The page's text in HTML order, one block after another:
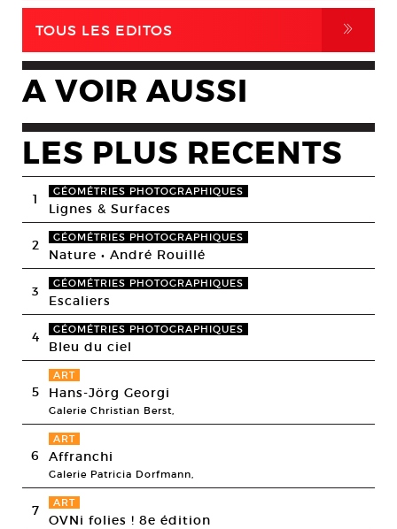
TOUS LES EDITOS ,
A VOIR AUSSI
LES PLUS RECENTS
1 GÉOMÉTRIES PHOTOGRAPHIQUES
Lignes & Surfaces
2 GÉOMÉTRIES PHOTOGRAPHIQUES
Nature • André Rouillé
3 GÉOMÉTRIES PHOTOGRAPHIQUES
Escaliers
4 GÉOMÉTRIES PHOTOGRAPHIQUES
Bleu du ciel
5
ART
Hans-Jörg Georgi
Galerie Christian Berst,
6
ART
Affranchi
Galerie Patricia Dorfmann,
7 ART
OVNi folies ! 8e édition